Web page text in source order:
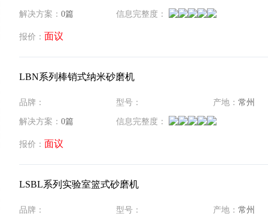
解决方案： 0篇 信息完整度：
报价： 面议
LBN系列棒销式纳米砂磨机
品牌： 型号： 产地： 常州
解决方案： 0篇 信息完整度：
报价： 面议
LSBL系列实验室篮式砂磨机
品牌： 型号： 产地： 常州